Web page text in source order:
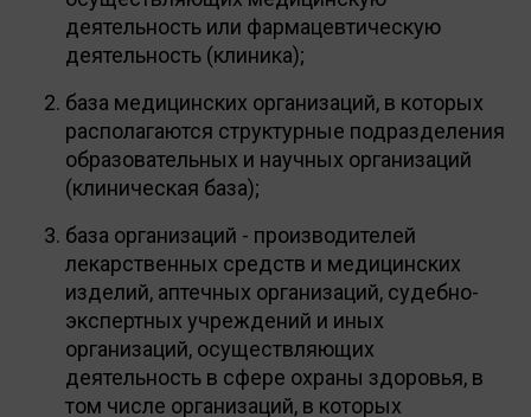
деятельность или фармацевтическую
деятельность (клиника);
база медицинских организаций, в которых
располагаются структурные подразделения
образовательных и научных организаций
(клиническая база);
база организаций - производителей
лекарственных средств и медицинских
изделий, аптечных организаций, судебно-
экспертных учреждений и иных
организаций, осуществляющих
деятельность в сфере охраны здоровья, в
том числе организаций, в которых